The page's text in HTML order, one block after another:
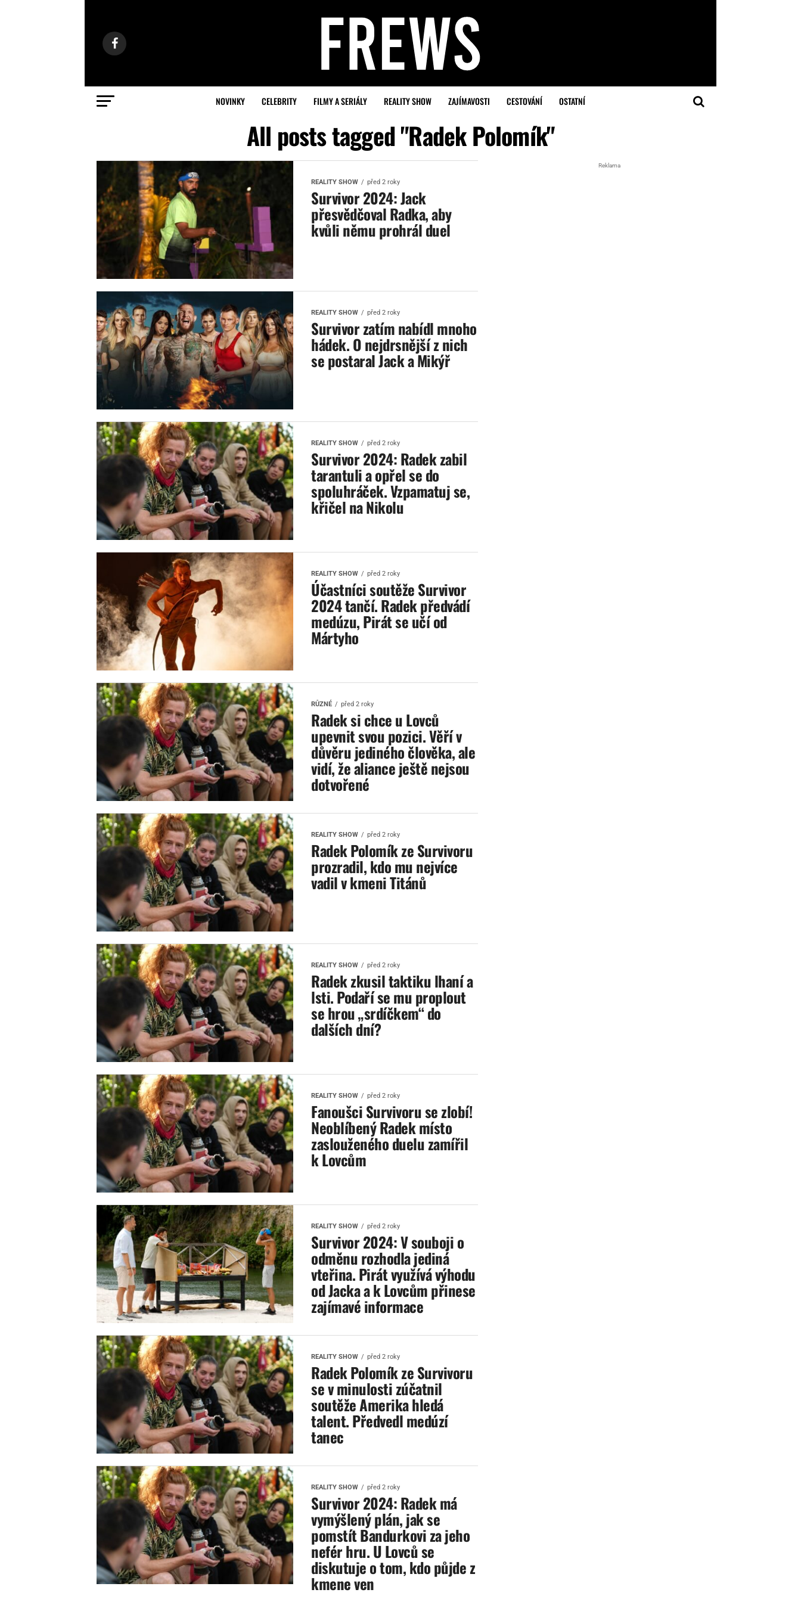
NOVINKY CELEBRITY FILMY A SERIÁLY REALITY SHOW ZAJÍMAVOSTI CESTOVÁNÍ OSTATNÍ
All posts tagged "Radek Polomík"
REALITY SHOW před 2 roky
Survivor 2024: Jack
přesvědčoval Radka, aby
kvůli němu prohrál duel
REALITY SHOW před 2 roky
Survivor zatím nabídl mnoho
hádek. O nejdrsnější z nich
se postaral Jack a Mikýř
REALITY SHOW před 2 roky
Survivor 2024: Radek zabil
tarantuli a opřel se do
spoluhráček. Vzpamatuj se,
křičel na Nikolu
REALITY SHOW před 2 roky
Účastníci soutěže Survivor
2024 tančí. Radek předvádí
medúzu, Pirát se učí od
Mártyho
RŮZNÉ před 2 roky
Radek si chce u Lovců
upevnit svou pozici. Věří v
důvěru jediného člověka, ale
vidí, že aliance ještě nejsou
dotvořené
REALITY SHOW před 2 roky
Radek Polomík ze Survivoru
prozradil, kdo mu nejvíce
vadil v kmeni Titánů
REALITY SHOW před 2 roky
Radek zkusil taktiku lhaní a
lsti. Podaří se mu proplout
se hrou „srdíčkem“ do
dalších dní?
REALITY SHOW před 2 roky
Fanoušci Survivoru se zlobí!
Neoblíbený Radek místo
zaslouženého duelu zamířil
k Lovcům
REALITY SHOW před 2 roky
Survivor 2024: V souboji o
odměnu rozhodla jediná
vteřina. Pirát využívá výhodu
od Jacka a k Lovcům přinese
zajímavé informace
REALITY SHOW před 2 roky
Radek Polomík ze Survivoru
se v minulosti zúčatnil
soutěže Amerika hledá
talent. Předvedl medúzí
tanec
REALITY SHOW před 2 roky
Survivor 2024: Radek má
vymýšlený plán, jak se
pomstít Bandurkovi za jeho
nefér hru. U Lovců se
diskutuje o tom, kdo půjde z
kmene ven
Reklama